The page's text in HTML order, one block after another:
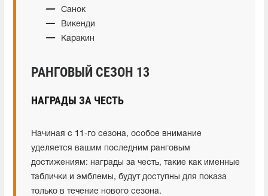
Санок
Викенди
Каракин
РАНГОВЫЙ СЕЗОН 13
НАГРАДЫ ЗА ЧЕСТЬ
Начиная с 11-го сезона, особое внимание
уделяется вашим последним ранговым
достижениям: награды за честь, такие как именные
таблички и эмблемы, будут доступны для показа
только в течение нового сезона.